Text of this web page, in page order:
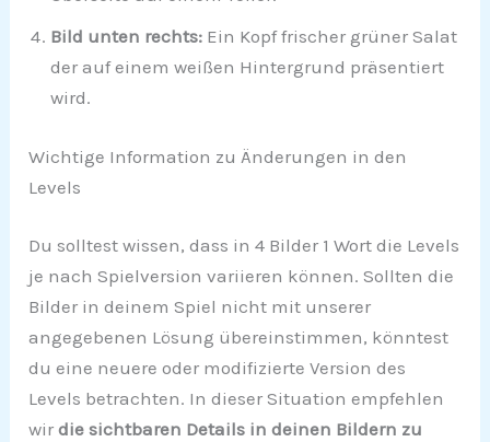
Bild unten rechts: Ein Kopf frischer grüner Salat
der auf einem weißen Hintergrund präsentiert
wird.
Wichtige Information zu Änderungen in den
Levels
Du solltest wissen, dass in 4 Bilder 1 Wort die Levels
je nach Spielversion variieren können. Sollten die
Bilder in deinem Spiel nicht mit unserer
angegebenen Lösung übereinstimmen, könntest
du eine neuere oder modifizierte Version des
Levels betrachten. In dieser Situation empfehlen
wirdie sichtbaren Details in deinen Bildern zu